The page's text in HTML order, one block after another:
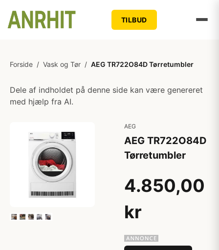
TILBUD
Forside / Vask og Tør / AEG TR722O84D Tørretumbler
Dele af indholdet på denne side kan være genereret
med hjælp fra AI.
AEG
AEG TR722O84D
Tørretumbler
4.850,00
kr